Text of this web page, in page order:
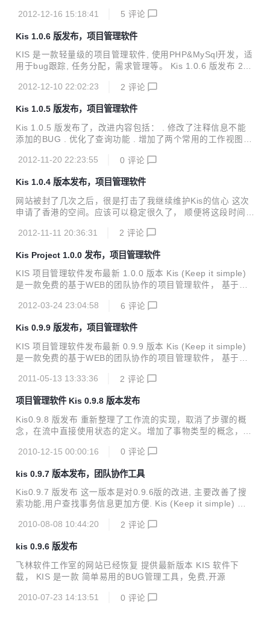
6 . 优化了选择事物处理人功能,支持按部门过滤 . 优化了常用
t/26238.htm
2012-12-16 15:18:41 5 评论
Kis 1.0.6 版发布，项目管理软件
KIS 是一款轻量级的项目管理软件, 使用PHP&MySql开发，适
用于bug跟踪, 任务分配，需求管理等。 Kis 1.0.6 版发布 201
修改了部门管理功能,支持树形部门结构
2012-12-10 22:02:23 2 评论
Kis 1.0.5 版发布，项目管理软件
Kis 1.0.5 版发布了，改进内容包括： . 修改了注释信息不能
添加的BUG . 优化了查询功能 . 增加了两个常用的工作视图 .
基于WEB的团队协作的项目管理软件，完全开放源代码。 它
品BUG, 售后问题，任务安排，需求管理等。 同时为使用者提
供一个分配、流转和协作处理问题的工作平台. Kis 简单实用,
功能丰富,能帮助你更快,更有效的完成高质量的产品和项目.
2012-11-20 22:23:55 0 评论
Kis 1.0.4 版本发布，项目管理软件
网站被封了几次之后，很是打击了我继续维护Kis的信心 这次
申请了香港的空间。应该可以稳定很久了， 顺便将这段时间的
s.net 有砖头尽管砸过来，呵呵 Kis (Keep it simple) 是一款
码。 它用于帮助公司和团队记录、跟踪、管理工作中的问题：
包括产品BUG, 售后问题，任务安排，需求管理等。 同时为使
用者提供一个分配、流转和协作处理问题的工作平台. Kis 简
项目.
2012-11-11 20:36:31 2 评论
Kis Project 1.0.0 发布，项目管理软件
KIS 项目管理软件发布最新 1.0.0 版本 Kis (Keep it simple)
是一款免费的基于WEB的团队协作的项目管理软件， 基于GP
踪、管理工作中的问题：包括产品BUG, 售后问题，任务安
理问题的工作平台. Kis 简单实用,功能丰富,能帮助你更快,更有
效的完成高质量的产品和项目. Kis具有以下特点： 1. 使用PH
P&MySql开发，安装简单,部署灵活 2. 基于WEB应用,使用简
功能,可自定义事务视图...
2012-03-24 23:04:58 6 评论
Kis 0.9.9 版发布，项目管理软件
KIS 项目管理软件发布最新 0.9.9 版本 Kis (Keep it simple)
是一款免费的基于WEB的团队协作的项目管理软件， 基于GP
踪、管理工作中的问题：包括产品BUG, 售后问题，任务安
理问题的工作平台. Kis 简单实用,功能丰富,能帮助你更快,更有
效的完成高质量的产品和项目. Kis能帮助您: 构造有效的问题
的处理流程 提高问题处理的效率和质量 保证所有的问题都得
易于上手 自定义角色分工和自定义工作流程...
2011-05-13 13:33:36 2 评论
项目管理软件 Kis 0.9.8 版本发布
Kis0.9.8 版发布 重新整理了工作流的实现，取消了步骤的概
念，在流中直接使用状态的定义。增加了事物类型的概念，实
2010-12-15 00:00:16
0 评论
kis 0.9.7 版本发布，团队协作工具
Kis0.9.7 版发布 这一版本是对0.9.6版的改进, 主要改善了搜
索功能,用户查找事务信息更加方便. Kis (Keep it simple) 是
录、跟踪、管理工作中的问题：包括售后问题，项目事务安
流转和协作处理问题的工作平台. 可应用于: 1.产品BUG跟踪
2.任务跟踪 3.服务跟踪 4.需求管理 5.售后问题跟踪 6.项目管
理
2010-08-08 10:44:20 2 评论
kis 0.9.6 版发布
飞林软件工作室的网站已经恢复 提供最新版本 KIS 软件下
载， KIS 是一款 简单易用的BUG管理工具，免费,开源
2010-07-23 14:13:51 0 评论